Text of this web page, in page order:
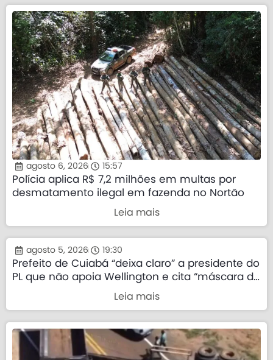
agosto 6, 2026 15:57
Polícia aplica R$ 7,2 milhões em multas por
desmatamento ilegal em fazenda no Nortão
Leia mais
agosto 5, 2026 19:30
Prefeito de Cuiabá “deixa claro” a presidente do
PL que não apoia Wellington e cita “máscara da
Leia mais